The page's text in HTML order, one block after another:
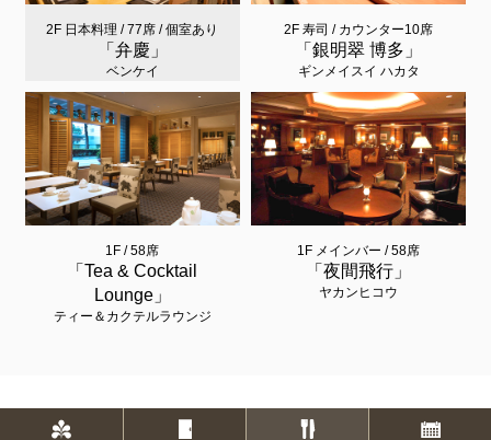
2F 日本料理 / 77席 / 個室あり
「弁慶」
ベンケイ
2F 寿司 / カウンター10席
「銀明翠 博多」
ギンメイスイ ハカタ
1F / 58席
「Tea & Cocktail
Lounge」
ティー＆カクテルラウンジ
1F メインバー / 58席
「夜間飛行」
ヤカンヒコウ